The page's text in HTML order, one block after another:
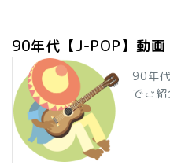
90年代【J-POP】動画
90年
でご紹